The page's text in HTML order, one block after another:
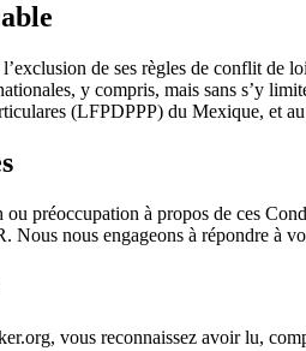
de ses règles de conflit de
y compris, mais sans s’y
(LFPDPPP) du Mexique, et
ou préoccupation à propos de ces
nous engageons à répondre à
vous reconnaissez avoir lu,